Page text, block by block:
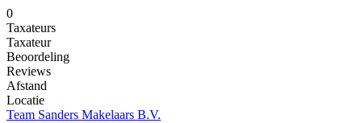
0
Taxateurs
Taxateur
Beoordeling
Reviews
Afstand
Locatie
Team Sanders Makelaars B.V.